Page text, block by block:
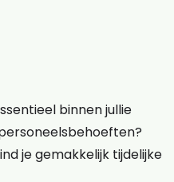
binnen jullie
je gemakkelijk tijdelijke